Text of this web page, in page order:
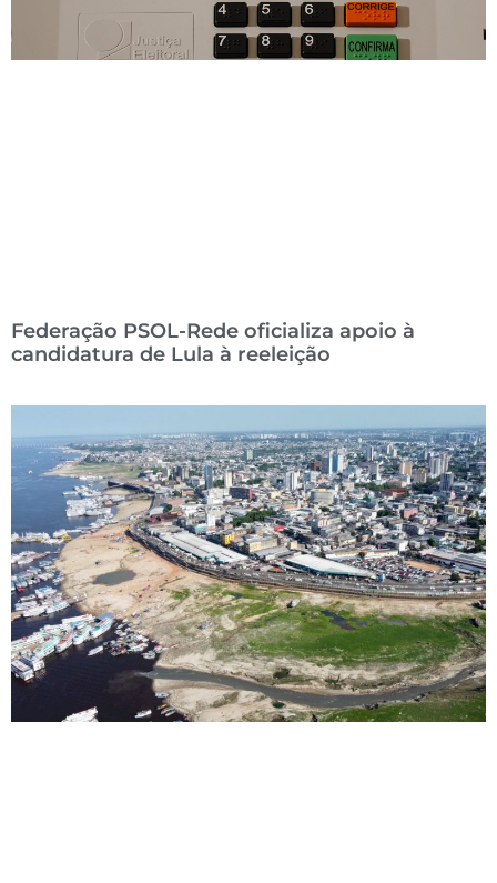
Federação PSOL-Rede oficializa apoio à
candidatura de Lula à reeleição